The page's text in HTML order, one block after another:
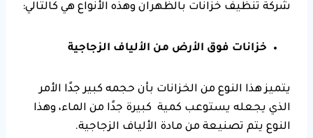
شركة تنظيف خزانات بالظهران وهذه الأنواع هي كالتالي:
خزانات فوق الأرض من الألياف الزجاجية
يتميز هذا النوع من الخزانات بأن حجمه كبير جدًا الأمر
الذي يجعله يستوعب كمية كبيرة جدًا من الماء، وهذا
النوع يتم تصنيعة من مادة الألياف الزجاجية.